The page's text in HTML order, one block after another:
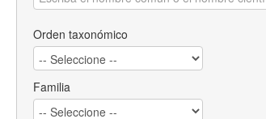
Orden taxonómico
Familia